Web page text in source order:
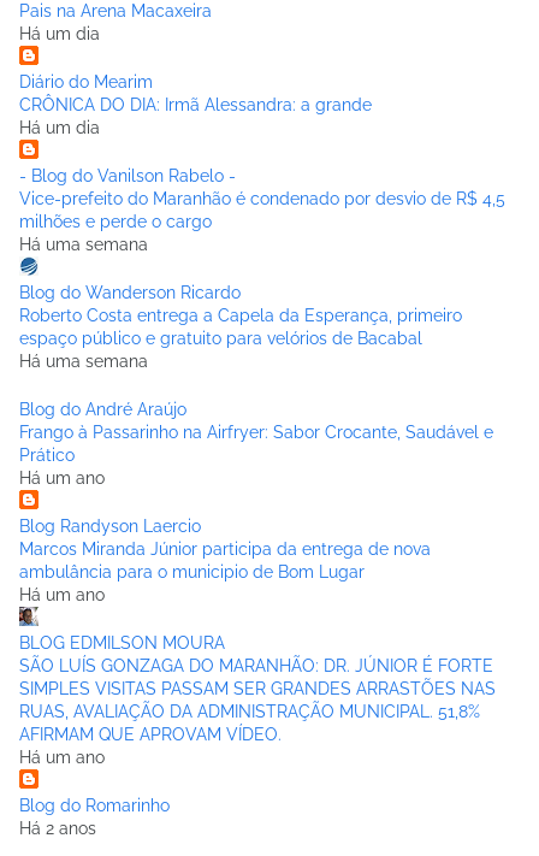
Pais na Arena Macaxeira
Há um dia
Diário do Mearim
CRÔNICA DO DIA: Irmã Alessandra: a grande
Há um dia
- Blog do Vanilson Rabelo -
Vice-prefeito do Maranhão é condenado por desvio de R$ 4,5
milhões e perde o cargo
Há uma semana
Blog do Wanderson Ricardo
Roberto Costa entrega a Capela da Esperança, primeiro
espaço público e gratuito para velórios de Bacabal
Há uma semana
Blog do André Araújo
Frango à Passarinho na Airfryer: Sabor Crocante, Saudável e
Prático
Há um ano
Blog Randyson Laercio
Marcos Miranda Júnior participa da entrega de nova
ambulância para o municipio de Bom Lugar
Há um ano
BLOG EDMILSON MOURA
SÃO LUÍS GONZAGA DO MARANHÃO: DR. JÚNIOR É FORTE
SIMPLES VISITAS PASSAM SER GRANDES ARRASTÕES NAS
RUAS, AVALIAÇÃO DA ADMINISTRAÇÃO MUNICIPAL. 51,8%
AFIRMAM QUE APROVAM VÍDEO.
Há um ano
Blog do Romarinho
Há 2 anos